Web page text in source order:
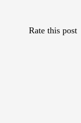
Rate this post